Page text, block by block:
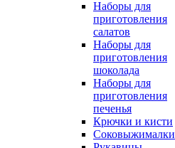
Наборы для
приготовления
салатов
Наборы для
приготовления
шоколада
Наборы для
приготовления
печенья
Крючки и кисти
Соковыжималки